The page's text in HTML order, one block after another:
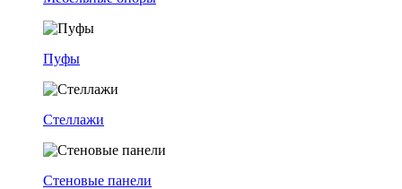
Пуфы
Стеллажи
Стеновые панели